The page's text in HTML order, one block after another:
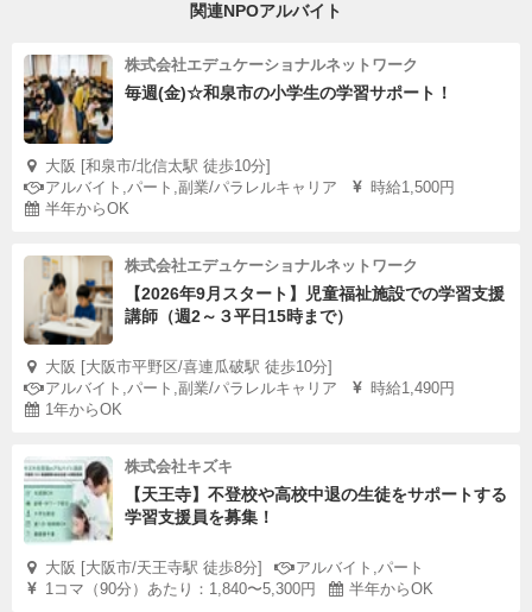
関連NPOアルバイト
株式会社エデュケーショナルネットワーク
毎週(金)☆和泉市の小学生の学習サポート！
大阪 [和泉市/北信太駅 徒歩10分]
アルバイト,パート,副業/パラレルキャリア
時給1,500円
半年からOK
株式会社エデュケーショナルネットワーク
【2026年9月スタート】児童福祉施設での学習支援
講師（週2～３平日15時まで）
大阪 [大阪市平野区/喜連瓜破駅 徒歩10分]
アルバイト,パート,副業/パラレルキャリア
時給1,490円
1年からOK
株式会社キズキ
【天王寺】不登校や高校中退の生徒をサポートする
学習支援員を募集！
大阪 [大阪市/天王寺駅 徒歩8分]
アルバイト,パート
1コマ（90分）あたり：1,840〜5,300円
半年からOK